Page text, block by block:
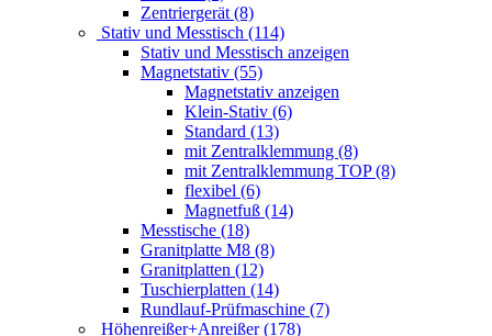
Zentriergerät (8)
Stativ und Messtisch (114)
Stativ und Messtisch anzeigen
Magnetstativ (55)
Magnetstativ anzeigen
Klein-Stativ (6)
Standard (13)
mit Zentralklemmung (8)
mit Zentralklemmung TOP (8)
flexibel (6)
Magnetfuß (14)
Messtische (18)
Granitplatte M8 (8)
Granitplatten (12)
Tuschierplatten (14)
Rundlauf-Prüfmaschine (7)
Höhenreißer+Anreißer (178)